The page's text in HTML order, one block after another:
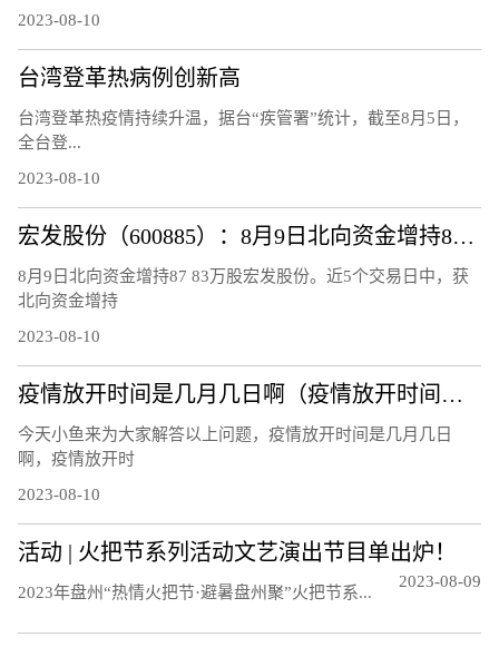
2023-08-10
台湾登革热病例创新高
台湾登革热疫情持续升温，据台“疾管署”统计，截至8月5日，
全台登...
2023-08-10
宏发股份（600885）：8月9日北向资金增持87.83万股
8月9日北向资金增持87 83万股宏发股份。近5个交易日中，获
北向资金增持
2023-08-10
疫情放开时间是几月几日啊（疫情放开时间是几月几日）
今天小鱼来为大家解答以上问题，疫情放开时间是几月几日
啊，疫情放开时
2023-08-10
活动 | 火把节系列活动文艺演出节目单出炉！
20‍‍‍‍‍‍‍‍‍23年盘州“热情火把节·避暑盘州聚”火把节系...
2023-08-09